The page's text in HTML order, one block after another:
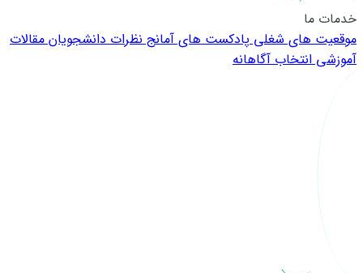
خدمات ما
موقعیت های شغلیپادکست های آمانجنظرات دانشجویانمقالات
آموزشیانتخاب آگاهانه